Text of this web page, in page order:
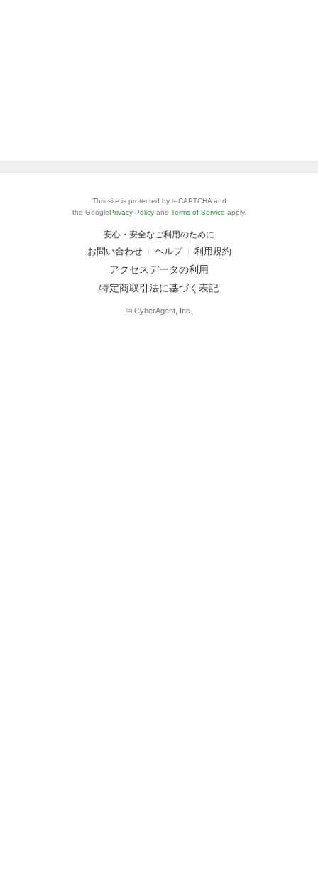
This site is protected by reCAPTCHA and
the GooglePrivacy Policy and Terms of Service apply.
安心・安全なご利用のために
お問い合わせ ヘルプ 利用規約
アクセスデータの利用
特定商取引法に基づく表記
© CyberAgent, Inc.